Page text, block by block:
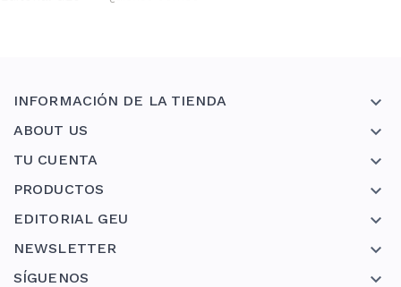
INFORMACIÓN DE LA TIENDA 
ABOUT US 
TU CUENTA 
PRODUCTOS 
EDITORIAL GEU 
NEWSLETTER 
SÍGUENOS 